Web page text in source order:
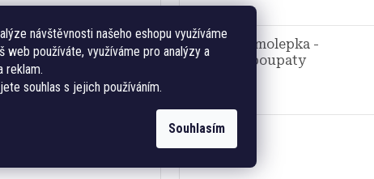
návštěvnosti našeho eshopu využíváme
používáte, využíváme pro analýzy a
reklam.
souhlas s jejich používáním.
Souhlasím
od 1 100 Kč / ks
Vinylová samolepka -
Orchidei s poupaty